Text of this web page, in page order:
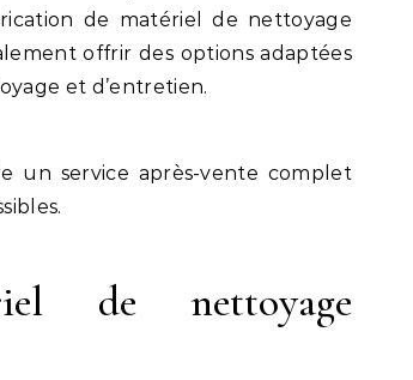
de matériel de nettoyage
offrir des options adaptées
et d’entretien.
un service après-vente complet
de nettoyage